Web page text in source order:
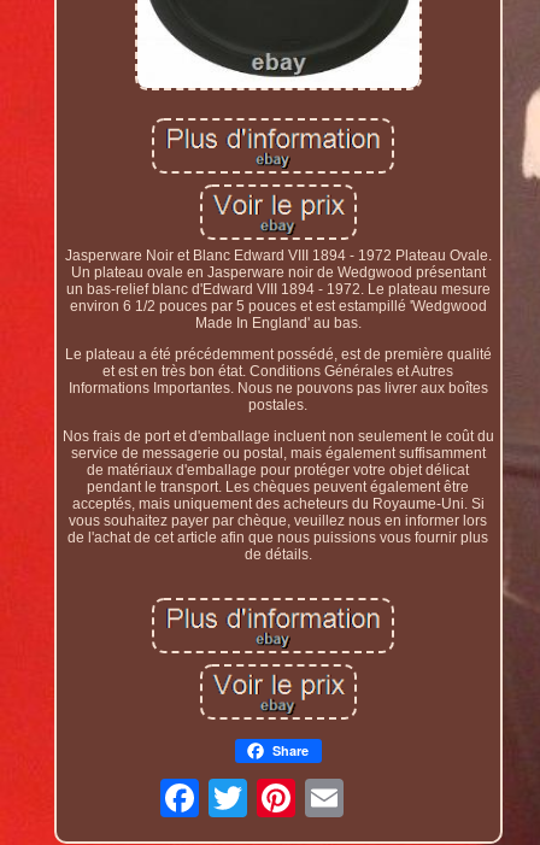
Jasperware Noir et Blanc Edward VIII 1894 - 1972 Plateau Ovale.
Un plateau ovale en Jasperware noir de Wedgwood présentant
un bas-relief blanc d'Edward VIII 1894 - 1972. Le plateau mesure
environ 6 1/2 pouces par 5 pouces et est estampillé 'Wedgwood
Made In England' au bas.
Le plateau a été précédemment possédé, est de première qualité
et est en très bon état. Conditions Générales et Autres
Informations Importantes. Nous ne pouvons pas livrer aux boîtes
postales.
Nos frais de port et d'emballage incluent non seulement le coût du
service de messagerie ou postal, mais également suffisamment
de matériaux d'emballage pour protéger votre objet délicat
pendant le transport. Les chèques peuvent également être
acceptés, mais uniquement des acheteurs du Royaume-Uni. Si
vous souhaitez payer par chèque, veuillez nous en informer lors
de l'achat de cet article afin que nous puissions vous fournir plus
de détails.
Share